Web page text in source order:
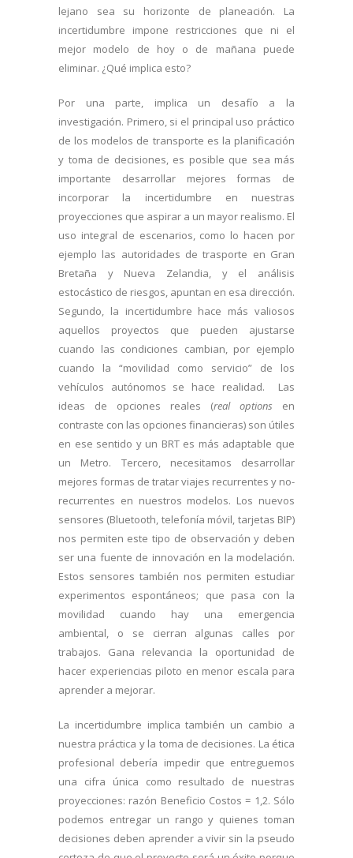
lejano sea su horizonte de planeación. La
incertidumbre impone restricciones que ni el
mejor modelo de hoy o de mañana puede
eliminar. ¿Qué implica esto?
Por una parte, implica un desafío a la
investigación. Primero, si el principal uso práctico
de los modelos de transporte es la planificación
y toma de decisiones, es posible que sea más
importante desarrollar mejores formas de
incorporar la incertidumbre en nuestras
proyecciones que aspirar a un mayor realismo. El
uso integral de escenarios, como lo hacen por
ejemplo las autoridades de trasporte en Gran
Bretaña y Nueva Zelandia, y el análisis
estocástico de riesgos, apuntan en esa dirección.
Segundo, la incertidumbre hace más valiosos
aquellos proyectos que pueden ajustarse
cuando las condiciones cambian, por ejemplo
cuando la “movilidad como servicio” de los
vehículos autónomos se hace realidad. Las
ideas de opciones reales (real options en
contraste con las opciones financieras) son útiles
en ese sentido y un BRT es más adaptable que
un Metro. Tercero, necesitamos desarrollar
mejores formas de tratar viajes recurrentes y no-
recurrentes en nuestros modelos. Los nuevos
sensores (Bluetooth, telefonía móvil, tarjetas BIP)
nos permiten este tipo de observación y deben
ser una fuente de innovación en la modelación.
Estos sensores también nos permiten estudiar
experimentos espontáneos; que pasa con la
movilidad cuando hay una emergencia
ambiental, o se cierran algunas calles por
trabajos. Gana relevancia la oportunidad de
hacer experiencias piloto en menor escala para
aprender a mejorar.
La incertidumbre implica también un cambio a
nuestra práctica y la toma de decisiones. La ética
profesional debería impedir que entreguemos
una cifra única como resultado de nuestras
proyecciones: razón Beneficio Costos = 1,2. Sólo
podemos entregar un rango y quienes toman
decisiones deben aprender a vivir sin la pseudo